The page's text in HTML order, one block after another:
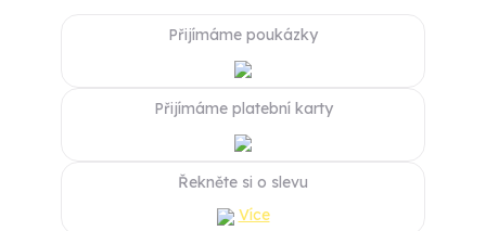
Přijímáme poukázky
Přijímáme platební karty
Řekněte si o slevu
Více